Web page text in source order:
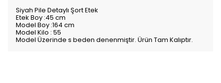
Siyah Pile Detaylı Şort Etek
Etek Boy :45 cm
Model Boy :164 cm
Model Kilo : 55
Model Üzerinde s beden denenmiştir. Ürün Tam Kalıptır.